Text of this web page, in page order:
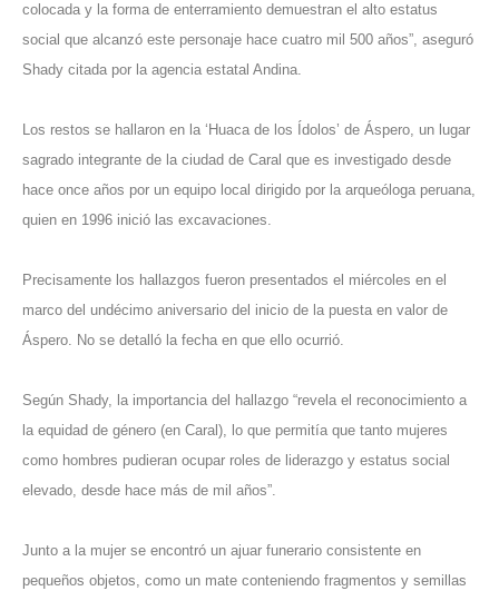
colocada y la forma de enterramiento demuestran el alto estatus
social que alcanzó este personaje hace cuatro mil 500 años”, aseguró
Shady citada por la agencia estatal Andina.
Los restos se hallaron en la ‘Huaca de los Ídolos’ de Áspero, un lugar
sagrado integrante de la ciudad de Caral que es investigado desde
hace once años por un equipo local dirigido por la arqueóloga peruana,
quien en 1996 inició las excavaciones.
Precisamente los hallazgos fueron presentados el miércoles en el
marco del undécimo aniversario del inicio de la puesta en valor de
Áspero. No se detalló la fecha en que ello ocurrió.
Según Shady, la importancia del hallazgo “revela el reconocimiento a
la equidad de género (en Caral), lo que permitía que tanto mujeres
como hombres pudieran ocupar roles de liderazgo y estatus social
elevado, desde hace más de mil años”.
Junto a la mujer se encontró un ajuar funerario consistente en
pequeños objetos, como un mate conteniendo fragmentos y semillas